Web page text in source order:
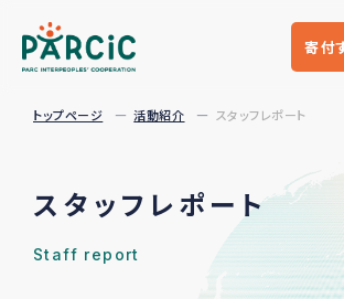
寄付
トップページ 活動紹介 スタッフレポート
スタッフレポート
Staff report